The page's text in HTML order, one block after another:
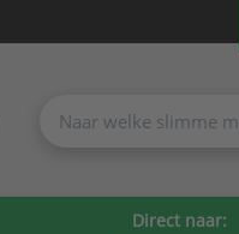
Direct naar: